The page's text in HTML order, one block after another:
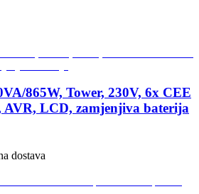
865W, Tower, 230V, 6x CEE
AVR, LCD, zamjenjiva baterija
dostava